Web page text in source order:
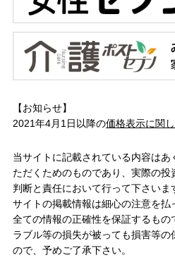
【お知らせ】
2021年4月1日以降の価格表示に関
当サイトに記載されている内容は
ただくためのものであり、実際の
判断と責任において行って下さい
サイトの掲載情報は細心の注意を
全ての情報の正確性を保証するもの
ラブル等の損失が被っても損害等
ので、予めご了承下さい。